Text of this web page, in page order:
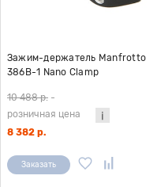
Зажим-держатель Manfrotto
386B-1 Nano Clamp
10 488 р. -
розничная цена
8 382 р.
Заказать